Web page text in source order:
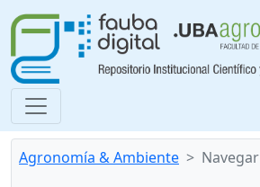
Agronomía & Ambiente Navegar